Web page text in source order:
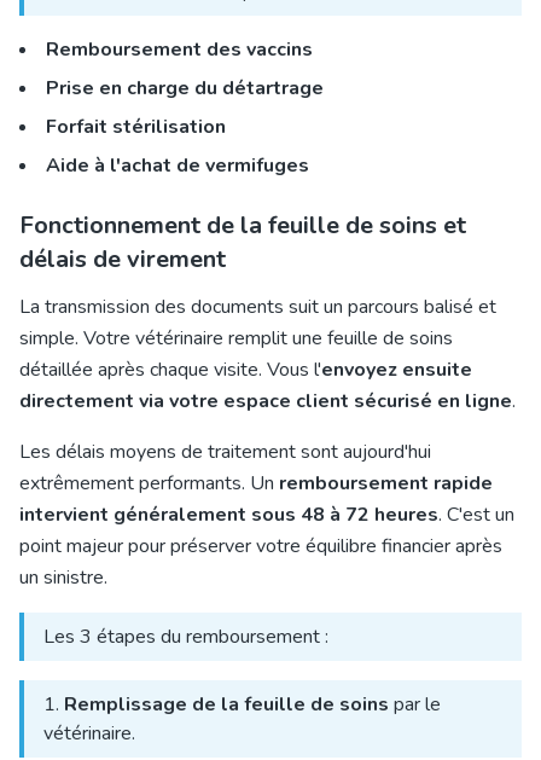
Remboursement des vaccins
Prise en charge du détartrage
Forfait stérilisation
Aide à l'achat de vermifuges
Fonctionnement de la feuille de soins et
délais de virement
La transmission des documents suit un parcours balisé et
simple. Votre vétérinaire remplit une feuille de soins
détaillée après chaque visite. Vous l'envoyez ensuite
directement via votre espace client sécurisé en ligne.
Les délais moyens de traitement sont aujourd'hui
extrêmement performants. Un remboursement rapide
intervient généralement sous 48 à 72 heures. C'est un
point majeur pour préserver votre équilibre financier après
un sinistre.
Les 3 étapes du remboursement :
1. Remplissage de la feuille de soins par le
vétérinaire.